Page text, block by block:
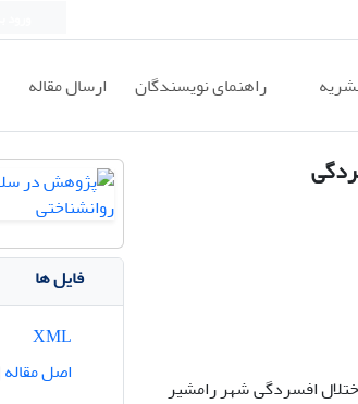
راهنمای نویسندگان ارسال مقاله
افسردگی شهر رامشیر
فایل ها
اصل مقاله